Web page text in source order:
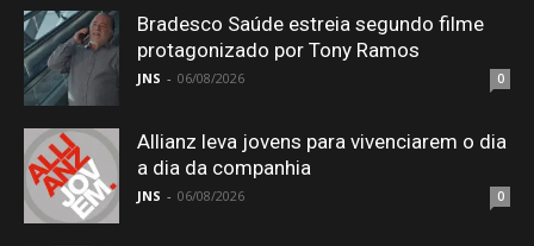
Bradesco Saúde estreia segundo filme
protagonizado por Tony Ramos
JNS - 06/08/2026 0
Allianz leva jovens para vivenciarem o dia
a dia da companhia
JNS - 06/08/2026 0